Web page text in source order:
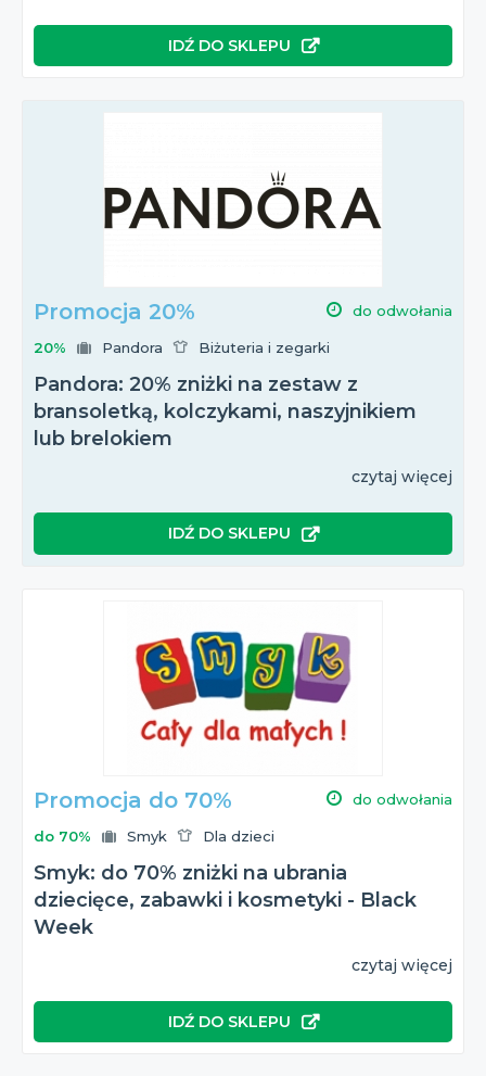
IDŹ DO SKLEPU
Promocja 20% do odwołania
20% Pandora Biżuteria i zegarki
Pandora: 20% zniżki na zestaw z
bransoletką, kolczykami, naszyjnikiem
lub brelokiem
czytaj więcej
IDŹ DO SKLEPU
Promocja do 70% do odwołania
do 70% Smyk Dla dzieci
Smyk: do 70% zniżki na ubrania
dziecięce, zabawki i kosmetyki - Black
Week
czytaj więcej
IDŹ DO SKLEPU